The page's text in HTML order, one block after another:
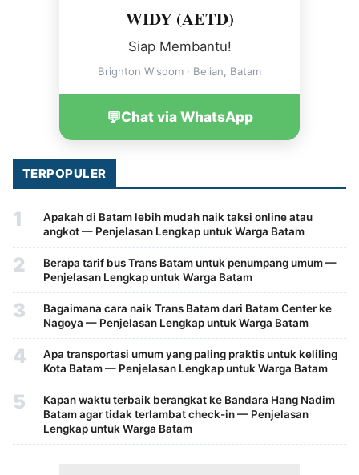
WIDY (AETD)
Siap Membantu!
Brighton Wisdom · Belian, Batam
💬Chat via WhatsApp
TERPOPULER
1
Apakah di Batam lebih mudah naik taksi online atau
angkot — Penjelasan Lengkap untuk Warga Batam
2
Berapa tarif bus Trans Batam untuk penumpang umum —
Penjelasan Lengkap untuk Warga Batam
3
Bagaimana cara naik Trans Batam dari Batam Center ke
Nagoya — Penjelasan Lengkap untuk Warga Batam
4
Apa transportasi umum yang paling praktis untuk keliling
Kota Batam — Penjelasan Lengkap untuk Warga Batam
5
Kapan waktu terbaik berangkat ke Bandara Hang Nadim
Batam agar tidak terlambat check-in — Penjelasan
Lengkap untuk Warga Batam